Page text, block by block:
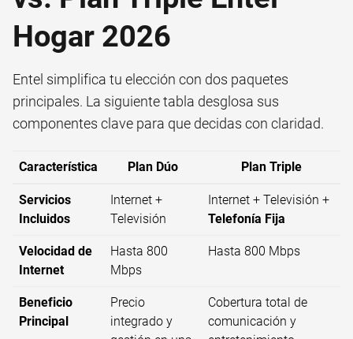
Hogar 2026
Entel simplifica tu elección con dos paquetes
principales. La siguiente tabla desglosa sus
componentes clave para que decidas con claridad.
Característica Plan Dúo Plan Triple
Servicios
Incluidos
Internet +
Televisión
Internet + Televisión +
Telefonía Fija
Velocidad de
Internet
Hasta 800
Mbps
Hasta 800 Mbps
Beneficio
Principal
Precio
integrado y
Cobertura total de
comunicación y